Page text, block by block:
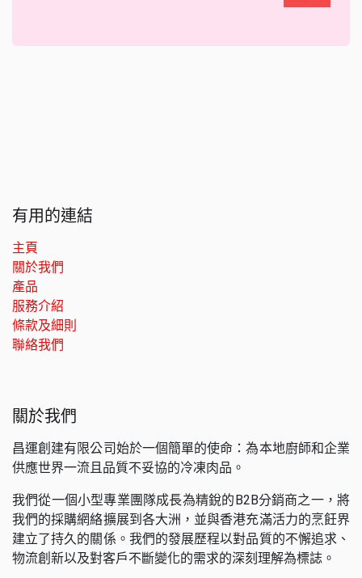
有用的連結
主頁
關於我們
產品
服務介紹
條款及細則
聯絡我們
關於我們
昌運創建有限公司始於一個簡單的使命：為本地廚師和企業
供應世界一流且品質不妥協的冷凍肉品。
我們從一個小型專業團隊成長為精銳的B2B分銷商之一，將
我們的採購網絡擴展到各大洲，並與香港充滿活力的烹飪界
建立了持久的關係。我們的發展歷程以對品質的不懈追求、
物流創新以及對客戶不斷變化的需求的深刻理解為標誌。